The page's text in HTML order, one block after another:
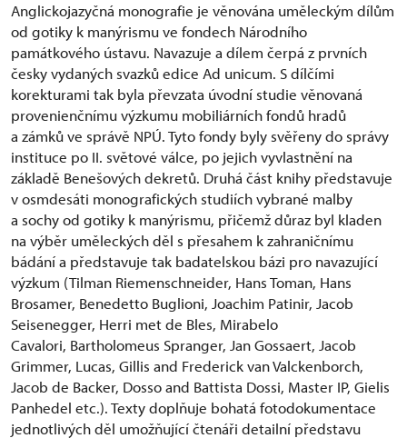
Anglickojazyčná monografie je věnována uměleckým dílům
od gotiky k manýrismu ve fondech Národního
památkového ústavu. Navazuje a dílem čerpá z prvních
česky vydaných svazků edice Ad unicum. S dílčími
korekturami tak byla převzata úvodní studie věnovaná
provenienčnímu výzkumu mobiliárních fondů hradů
a zámků ve správě NPÚ. Tyto fondy byly svěřeny do správy
instituce po II. světové válce, po jejich vyvlastnění na
základě Benešových dekretů. Druhá část knihy představuje
v osmdesáti monografických studiích vybrané malby
a sochy od gotiky k manýrismu, přičemž důraz byl kladen
na výběr uměleckých děl s přesahem k zahraničnímu
bádání a představuje tak badatelskou bázi pro navazující
výzkum (Tilman Riemenschneider, Hans Toman, Hans
Brosamer, Benedetto Buglioni, Joachim Patinir, Jacob
Seisenegger, Herri met de Bles, Mirabelo
Cavalori, Bartholomeus Spranger, Jan Gossaert, Jacob
Grimmer, Lucas, Gillis and Frederick van Valckenborch,
Jacob de Backer, Dosso and Battista Dossi, Master IP, Gielis
Panhedel etc.). Texty doplňuje bohatá fotodokumentace
jednotlivých děl umožňující čtenáři detailní představu